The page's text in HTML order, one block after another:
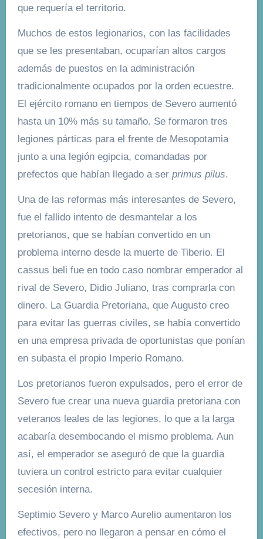
que requería el territorio.
Muchos de estos legionarios, con las facilidades
que se les presentaban, ocuparían altos cargos
además de puestos en la administración
tradicionalmente ocupados por la orden ecuestre.
El ejército romano en tiempos de Severo aumentó
hasta un 10% más su tamaño. Se formaron tres
legiones párticas para el frente de Mesopotamia
junto a una legión egipcia, comandadas por
prefectos que habían llegado a ser primus pilus.
Una de las reformas más interesantes de Severo,
fue el fallido intento de desmantelar a los
pretorianos, que se habían convertido en un
problema interno desde la muerte de Tiberio. El
cassus beli fue en todo caso nombrar emperador al
rival de Severo, Didio Juliano, tras comprarla con
dinero. La Guardia Pretoriana, que Augusto creo
para evitar las guerras civiles, se había convertido
en una empresa privada de oportunistas que ponían
en subasta el propio Imperio Romano.
Los pretorianos fueron expulsados, pero el error de
Severo fue crear una nueva guardia pretoriana con
veteranos leales de las legiones, lo que a la larga
acabaría desembocando el mismo problema. Aun
así, el emperador se aseguró de que la guardia
tuviera un control estricto para evitar cualquier
secesión interna.
Septimio Severo y Marco Aurelio aumentaron los
efectivos, pero no llegaron a pensar en cómo el